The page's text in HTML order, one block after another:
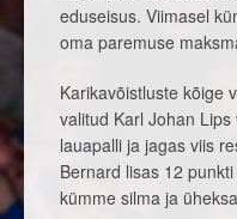
eduseisus. Viimasel
oma paremuse
Karikavõistluste kõige
valitud Karl Johan
lauapalli ja jagas viis
Bernard lisas 12
kümme silma ja